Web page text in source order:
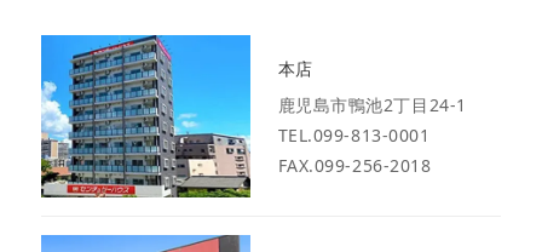
本店
鹿児島市鴨池2丁目24-1
TEL.099-813-0001
FAX.099-256-2018